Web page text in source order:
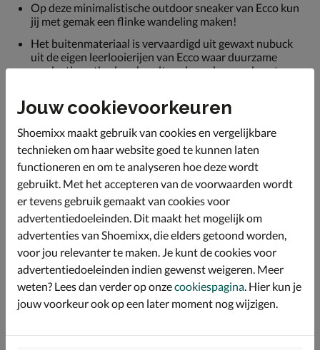
Op deze minimalistische outdoor sneaker van Ecco kun
jij met gemak een flinke wandeling maken!
Het buitenmateriaal is vervaardigd uit gewaxt nubuck
uit de eigen leerlooierijen van Ecco waar duurzame
productiemethode gehandteerd worden om de natuur
De sokachtige constructie met stretch om de enkel
de hiel zorgt voor een fijn draagcomfort.
Voorzien van een uitneembaar voetbed met textielen
bekleding. De voorgevormde tussenzool zorgt voor een
goede steun aan de voet.
Afgewerkt met een PU-loopzool. Dit materiaal biedt
uitstekend schokabsorptie. Door het profiel heb je
tevens goede grip en stabiliteit.
Bekijk meer
Jouw cookievoorkeuren
Shoemixx maakt gebruik van cookies en vergelijkbare
technieken om haar website goed te kunnen laten
functioneren en om te analyseren hoe deze wordt
gebruikt. Met het accepteren van de voorwaarden wordt
er tevens gebruik gemaakt van cookies voor
advertentiedoeleinden. Dit maakt het mogelijk om
advertenties van Shoemixx, die elders getoond worden,
voor jou relevanter te maken. Je kunt de cookies voor
advertentiedoeleinden indien gewenst weigeren. Meer
weten? Lees dan verder op onzecookiespagina. Hier kun je
jouw voorkeur ook op een later moment nog wijzigen.